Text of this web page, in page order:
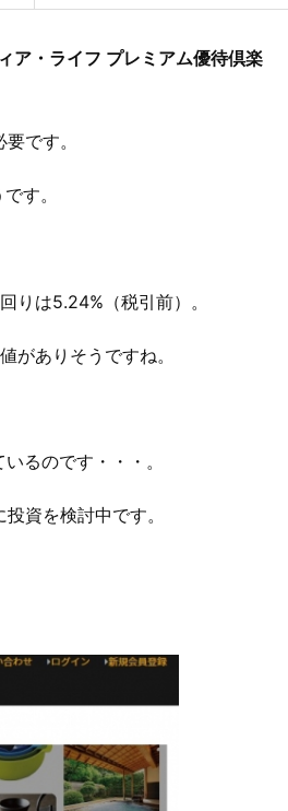
ア・ライフ プレミアム優待倶楽
です。
す。
りは5.24%（税引前）。
がありそうですね。
るのです・・・。
資を検討中です。